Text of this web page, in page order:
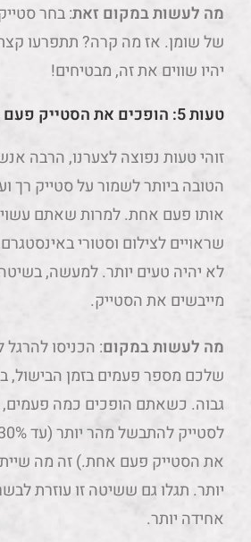
מה לעשות במקום זאת: בחר
של שומן. אז מה קרה? תתפרעו
יהיו שווים את זה, מבטיחים!
טעות 5: הופכים את הסטייק פעם אחת בלבד
זוהי טעות נפוצה לצערנו, הרבה
הטובה ביותר לשמור על סטייק רך
אותו פעם אחת. למרות שאתם
שראויים לצילום וסטורי
לא יהיה טעים יותר. למעשה,
מייבשים את הסטייק.
מה לעשותבמקום: הכניסו
שלכם מספר פעמים בזמן הבישול,
גבוה. כשאתם הופכים כמה
את הסטייק פעם אחת.) זה מה
יותר. תגלו גם ששיטה זו עוזרת
אחידה יותר.